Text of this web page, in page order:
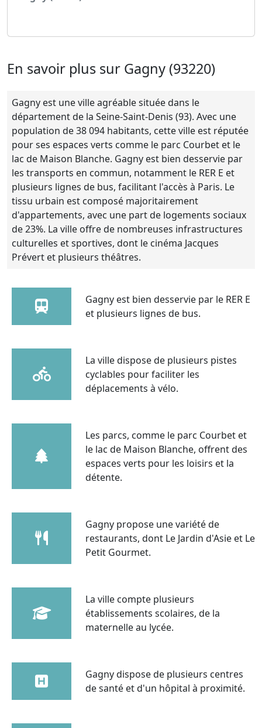
En savoir plus sur Gagny (93220)
Gagny est une ville agréable située dans le
département de la Seine-Saint-Denis (93). Avec une
population de 38 094 habitants, cette ville est réputée
pour ses espaces verts comme le parc Courbet et le
lac de Maison Blanche. Gagny est bien desservie par
les transports en commun, notamment le RER E et
plusieurs lignes de bus, facilitant l'accès à Paris. Le
tissu urbain est composé majoritairement
d'appartements, avec une part de logements sociaux
de 23%. La ville offre de nombreuses infrastructures
culturelles et sportives, dont le cinéma Jacques
Prévert et plusieurs théâtres.
Gagny est bien desservie par le RER E
et plusieurs lignes de bus.
La ville dispose de plusieurs pistes
cyclables pour faciliter les
déplacements à vélo.
Les parcs, comme le parc Courbet et
le lac de Maison Blanche, offrent des
espaces verts pour les loisirs et la
détente.
Gagny propose une variété de
restaurants, dont Le Jardin d'Asie et Le
Petit Gourmet.
La ville compte plusieurs
établissements scolaires, de la
maternelle au lycée.
Gagny dispose de plusieurs centres
de santé et d'un hôpital à proximité.